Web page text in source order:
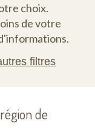
choix.
de votre
filtres
de